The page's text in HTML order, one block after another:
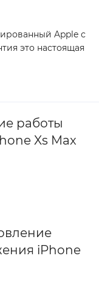
Apple с
это настоящая
работы
Xs Max
iPhone